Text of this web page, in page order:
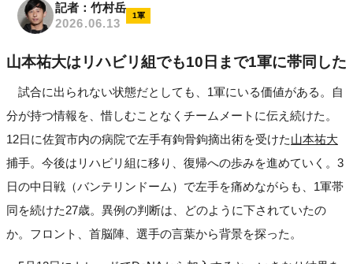
記者：竹村岳
2026.06.13
1軍
山本祐大はリハビリ組でも10日まで1軍に帯同した
試合に出られない状態だとしても、1軍にいる価値がある。自
分が持つ情報を、惜しむことなくチームメートに伝え続けた。
12日に佐賀市内の病院で左手有鉤骨鉤摘出術を受けた山本祐大
捕手。今後はリハビリ組に移り、復帰への歩みを進めていく。3
日の中日戦（バンテリンドーム）で左手を痛めながらも、1軍帯
同を続けた27歳。異例の判断は、どのように下されていたの
か。フロント、首脳陣、選手の言葉から背景を探った。